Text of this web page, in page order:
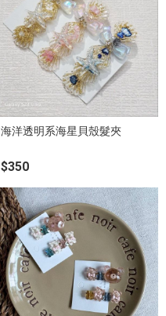
海洋透明系海星貝殼髮夾
$350